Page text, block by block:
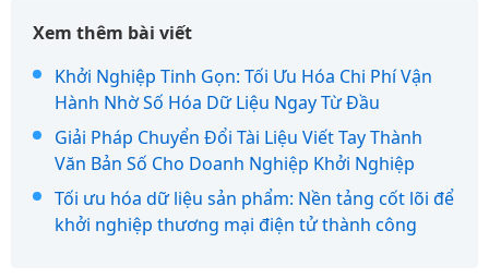
Xem thêm bài viết
Khởi Nghiệp Tinh Gọn: Tối Ưu Hóa Chi Phí Vận
Hành Nhờ Số Hóa Dữ Liệu Ngay Từ Đầu
Giải Pháp Chuyển Đổi Tài Liệu Viết Tay Thành
Văn Bản Số Cho Doanh Nghiệp Khởi Nghiệp
Tối ưu hóa dữ liệu sản phẩm: Nền tảng cốt lõi để
khởi nghiệp thương mại điện tử thành công